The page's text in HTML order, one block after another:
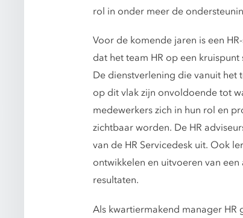
rol in onder meer de
Voor de komende jaren is een
dat het team HR op een
De dienstverlening die vanuit
op dit vlak zijn onvoldoende tot
medewerkers zich in hun rol en
zichtbaar worden. De HR
van de HR Servicedesk uit. Ook
ontwikkelen en uitvoeren van
resultaten.
Als kwartiermakend manager